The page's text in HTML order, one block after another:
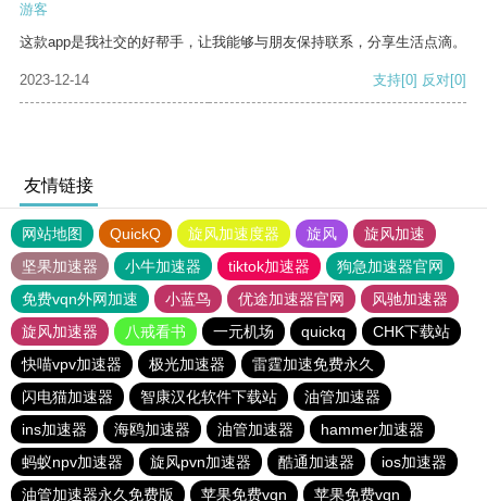
游客
这款app是我社交的好帮手，让我能够与朋友保持联系，分享生活点滴。
2023-12-14 支持[0] 反对[0]
友情链接
网站地图 QuickQ 旋风加速度器 旋风
旋风加速
坚果加速器
小牛加速器 tiktok加速器
狗急加速器官网
免费vqn外网加速
小蓝鸟 优途加速器官网
风驰加速器
旋风加速器
八戒看书 一元机场 quickq
CHK下载站
快喵vpv加速器
极光加速器
雷霆加速免费永久
闪电猫加速器
智康汉化软件下载站
油管加速器
ins加速器
海鸥加速器 油管加速器
hammer加速器
蚂蚁npv加速器
旋风pvn加速器 酷通加速器
ios加速器
油管加速器永久免费版
苹果免费vqn 苹果免费vqn